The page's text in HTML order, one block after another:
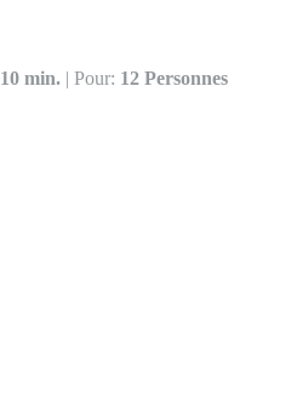
10 min. | Pour: 12 Personnes